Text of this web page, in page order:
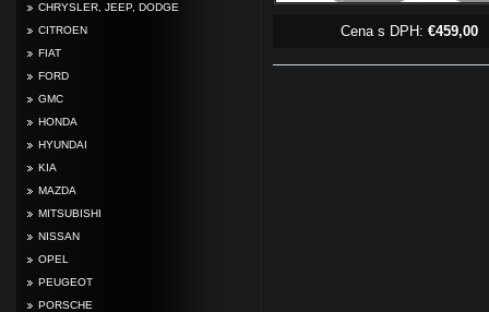
CHRYSLER, JEEP, DODGE
CITROEN
FIAT
FORD
GMC
HONDA
HYUNDAI
KIA
MAZDA
MITSUBISHI
NISSAN
OPEL
PEUGEOT
PORSCHE
Cena s DPH: €459,00